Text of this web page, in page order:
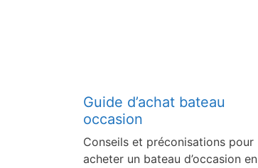
Guide d’achat bateau
occasion
Conseils et préconisations pour
acheter un bateau d’occasion en